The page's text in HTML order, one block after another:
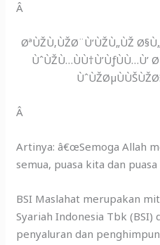
Â
ØªÙŽÙ‚ÙŽØ¨Ù‘ÙŽÙ„ÙŽ
Â
Artinya: â€œSemoga Allah
semua, puasa kita dan puasa
BSI Maslahat merupakan
Syariah Indonesia Tbk (BSI)
penyaluran dan